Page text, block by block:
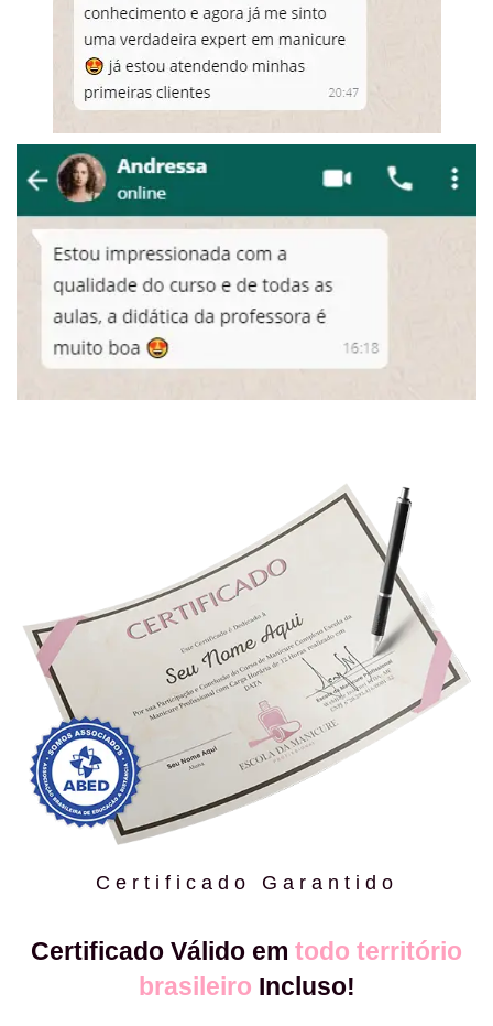
Certificado Garantido
Certificado Válido em todo território
brasileiro Incluso!